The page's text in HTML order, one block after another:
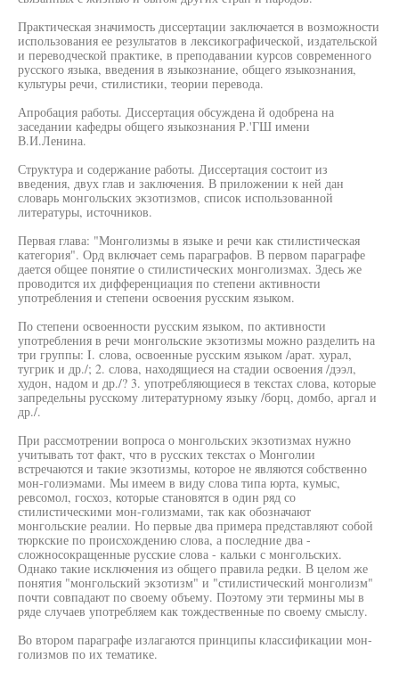
Практическая значимость диссертации заключается в возможности
использования ее результатов в лексикографической, издательской
и переводческой практике, в преподавании курсов современного
русского языка, введения в языкознание, общего языкознания,
культуры речи, стилистики, теории перевода.
Апробация работы. Диссертация обсуждена й одобрена на
заседании кафедры общего языкознания Р.'ГШ имени
В.И.Ленина.
Структура и содержание работы. Диссертация состоит из
введения, двух глав и заключения. В приложении к ней дан
словарь монгольских экзотизмов, список использованной
литературы, источников.
Первая глава: "Монголизмы в языке и речи как стилистическая
категория". Орд включает семь параграфов. В первом параграфе
дается общее понятие о стилистических монголизмах. Здесь же
проводится их дифференциация по степени активности
употребления и степени освоения русским языком.
По степени освоенности русским языком, по активности
употребления в речи монгольские экзотизмы можно разделить на
три группы: I. слова, освоенные русским языком /арат. хурал,
тугрик и др./; 2. слова, находящиеся на стадии освоения /дээл,
худон, надом и др./? 3. употребляющиеся в текстах слова, которые
запредельны русскому литературному языку /борц, домбо, аргал и
др./.
При рассмотрении вопроса о монгольских экзотизмах нужно
учитывать тот факт, что в русских текстах о Монголии
встречаются и такие экзотизмы, которое не являются собственно
мон-голиэмами. Мы имеем в виду слова типа юрта, кумыс,
ревсомол, госхоз, которые становятся в один ряд со
стилистическими мон-голизмами, так как обозначают
монгольские реалии. Но первые два примера представляют собой
тюркские по происхождению слова, а последние два -
сложносокращенные русские слова - кальки с монгольских.
Однако такие исключения из общего правила редки. В целом же
понятия "монгольский экзотизм" и "стилистический монголизм"
почти совпадают по своему объему. Поэтому эти термины мы в
ряде случаев употребляем как тождественные по своему смыслу.
Во втором параграфе излагаются принципы классификации мон-
голизмов по их тематике.